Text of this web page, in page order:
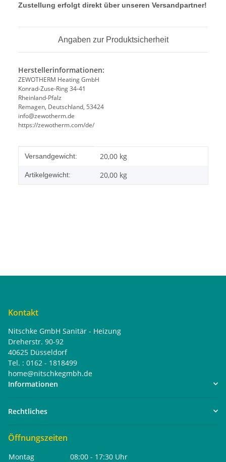
Zustellung erfolgt direkt über unseren Versandpartner!
Angaben zur Produktsicherheit
Herstellerinformationen:
ZEWOTHERM Heating GmbH
Konrad-Zuse-Ring 34-41
Rheinland-Pfalz
Remagen, Deutschland, 53424
info@zewotherm.de
https://zewotherm.com/de/
Produkteigenschaft
Wert
Versandgewicht: 20,00 kg
Artikelgewicht: 20,00 kg
Kontakt
Nitschke GmbH Sanitär - Heizung
Dreherstr. 90-92
40625 Düsseldorf
Tel. : 0162 - 1818499
home@nitschkegmbh.de
Informationen
Rechtliches
Öffnungszeiten
Montag 08:00 - 17:30 Uhr